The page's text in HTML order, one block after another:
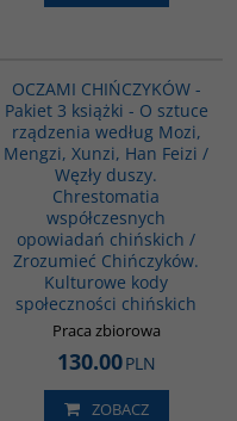
OCZAMI CHIŃCZYKÓW -
Pakiet 3 książki - O sztuce
rządzenia według Mozi,
Mengzi, Xunzi, Han Feizi /
Węzły duszy.
Chrestomatia
współczesnych
opowiadań chińskich /
Zrozumieć Chińczyków.
Kulturowe kody
społeczności chińskich
Praca zbiorowa
130.00PLN
ZOBACZ